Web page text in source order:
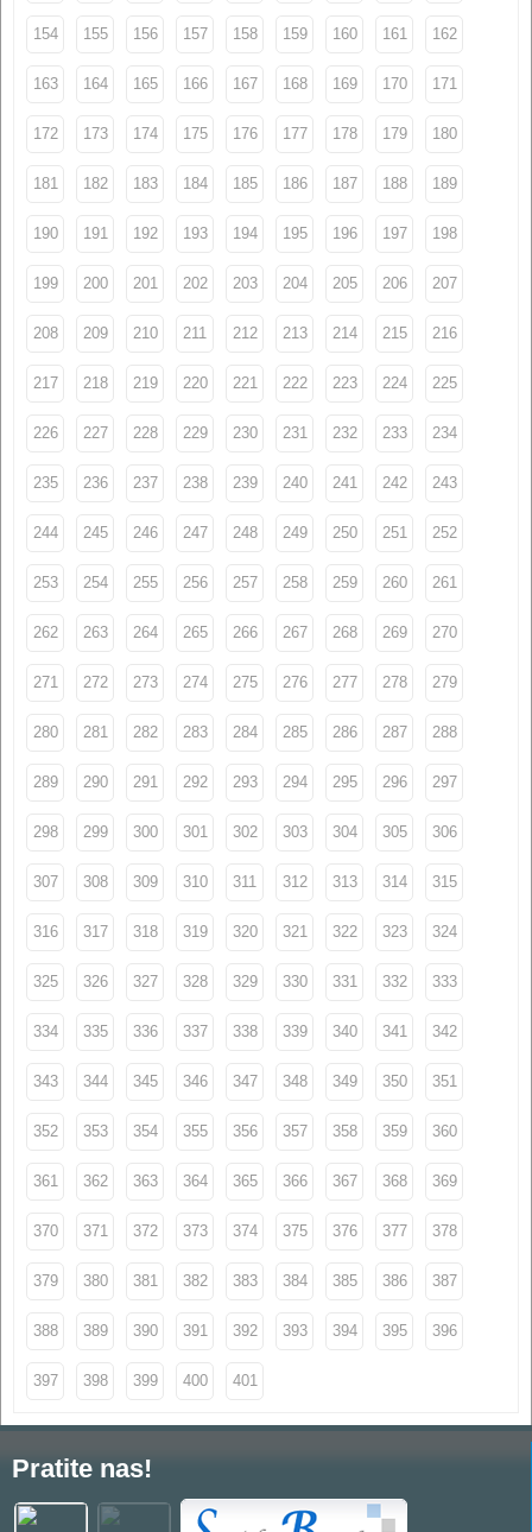
154 155 156 157 158 159 160 161 162
163 164 165 166 167 168 169 170 171
172 173 174 175 176 177 178 179 180
181 182 183 184 185 186 187 188 189
190 191 192 193 194 195 196 197 198
199 200 201 202 203 204 205 206 207
208 209 210 211 212 213 214 215 216
217 218 219 220 221 222 223 224 225
226 227 228 229 230 231 232 233 234
235 236 237 238 239 240 241 242 243
244 245 246 247 248 249 250 251 252
253 254 255 256 257 258 259 260 261
262 263 264 265 266 267 268 269 270
271 272 273 274 275 276 277 278 279
280 281 282 283 284 285 286 287 288
289 290 291 292 293 294 295 296 297
298 299 300 301 302 303 304 305 306
307 308 309 310 311 312 313 314 315
316 317 318 319 320 321 322 323 324
325 326 327 328 329 330 331 332 333
334 335 336 337 338 339 340 341 342
343 344 345 346 347 348 349 350 351
352 353 354 355 356 357 358 359 360
361 362 363 364 365 366 367 368 369
370 371 372 373 374 375 376 377 378
379 380 381 382 383 384 385 386 387
388 389 390 391 392 393 394 395 396
397 398 399 400 401
Pratite nas!